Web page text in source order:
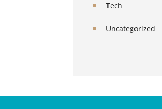
Tech
Uncategorized